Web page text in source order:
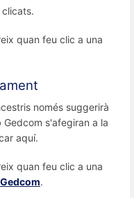
quan feu clic a una
només suggerirà
s'afegiran a la
aquí.
quan feu clic a una
.